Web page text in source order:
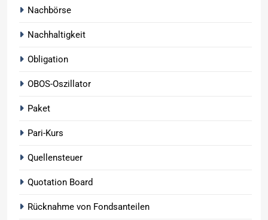
Nachbörse
Nachhaltigkeit
Obligation
OBOS-Oszillator
Paket
Pari-Kurs
Quellensteuer
Quotation Board
Rücknahme von Fondsanteilen